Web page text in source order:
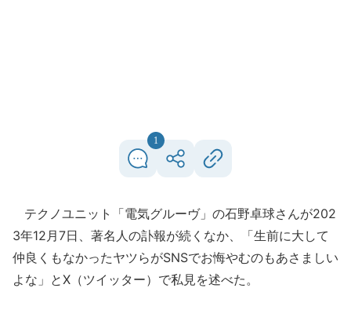
1
テクノユニット「電気グルーヴ」の石野卓球さんが202
3年12月7日、著名人の訃報が続くなか、「生前に大して
仲良くもなかったヤツらがSNSでお悔やむのもあさましい
よな」とX（ツイッター）で私見を述べた。